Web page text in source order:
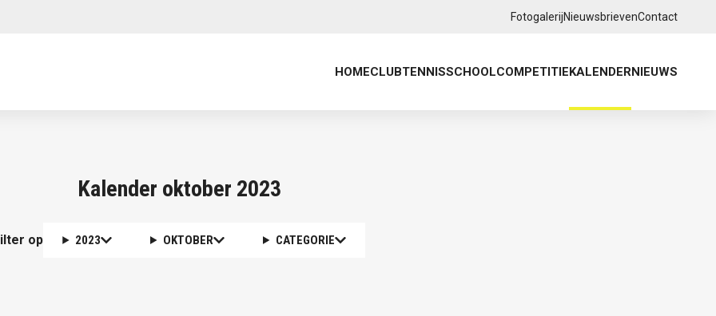
FotogalerijNieuwsbrievenContact
HOMECLUBTENNISSCHOOLCOMPETITIEKALENDERNIEUWS
Kalender oktober 2023
op 2023 OKTOBER CATEGORIE